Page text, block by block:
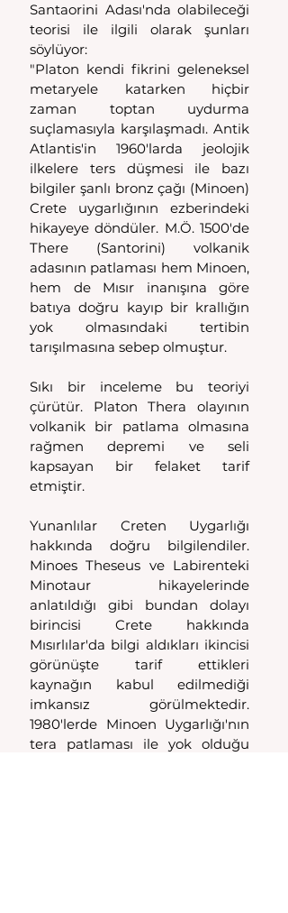
Santaorini Adası'nda olabileceği
teorisi ile ilgili olarak şunları
söylüyor:
"Platon kendi fikrini geleneksel
metaryele katarken hiçbir
zaman toptan uydurma
suçlamasıyla karşılaşmadı. Antik
Atlantis'in 1960'larda jeolojik
ilkelere ters düşmesi ile bazı
bilgiler şanlı bronz çağı (Minoen)
Crete uygarlığının ezberindeki
hikayeye döndüler. M.Ö. 1500'de
There (Santorini) volkanik
adasının patlaması hem Minoen,
hem de Mısır inanışına göre
batıya doğru kayıp bir krallığın
yok olmasındaki tertibin
tarışılmasına sebep olmuştur.
Sıkı bir inceleme bu teoriyi
çürütür. Platon Thera olayının
volkanik bir patlama olmasına
rağmen depremi ve seli
kapsayan bir felaket tarif
etmiştir.
Yunanlılar Creten Uygarlığı
hakkında doğru bilgilendiler.
Minoes Theseus ve Labirenteki
Minotaur hikayelerinde
anlatıldığı gibi bundan dolayı
birincisi Crete hakkında
Mısırlılar'da bilgi aldıkları ikincisi
görünüşte tarif ettikleri
kaynağın kabul edilmediği
imkansız görülmektedir.
1980'lerde Minoen Uygarlığı'nın
tera patlaması ile yok olduğu